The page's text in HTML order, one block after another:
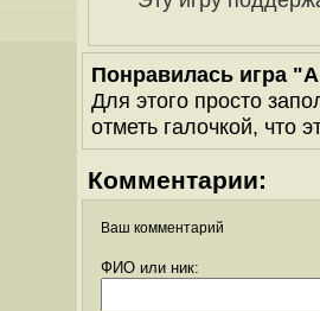
Понравилась игра
Для этого просто
отметь галочкой, что
Комментарии:
Ваш комментарий
ФИО или ник: